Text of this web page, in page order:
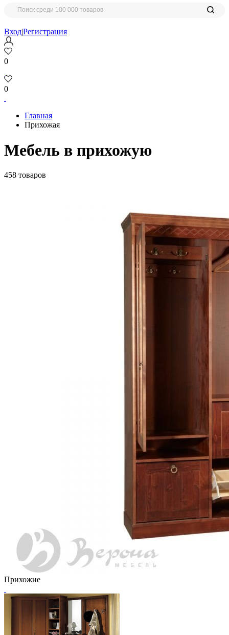
Вход|Регистрация
0
0
Главная
Прихожая
Мебель в прихожую
458 товаров
Прихожие